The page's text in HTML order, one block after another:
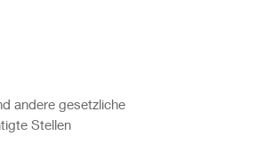
andere gesetzliche
Stellen